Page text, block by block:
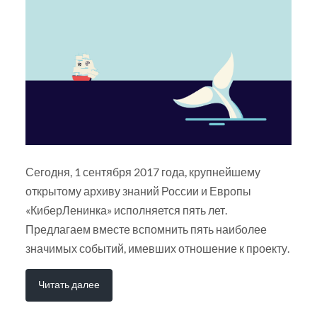
Сегодня, 1 сентября 2017 года, крупнейшему
открытому архиву знаний России и Европы
«КиберЛенинка» исполняется пять лет.
Предлагаем вместе вспомнить пять наиболее
значимых событий, имевших отношение к проекту.
Читать далее